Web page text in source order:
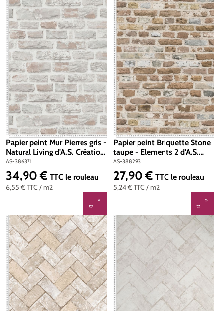
Papier peint Mur Pierres gris -
Natural Living d'A.S. Création
| Réf. AS-386371
AS-386371
6,55 €TTC / m2
Prix régulier :
34,90 € TTC le rouleau
Papier peint Briquette Stone
taupe - Elements 2 d'A.S.
Création | Réf. AS-388293
AS-388293
5,24 €TTC / m2
Prix régulier :
27,90 € TTC le rouleau